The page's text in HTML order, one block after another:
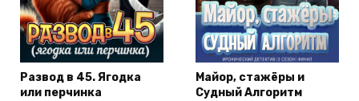
Развод в 45. Ягодка
или перчинка
Майор, стажёры и
Судный Алгоритм